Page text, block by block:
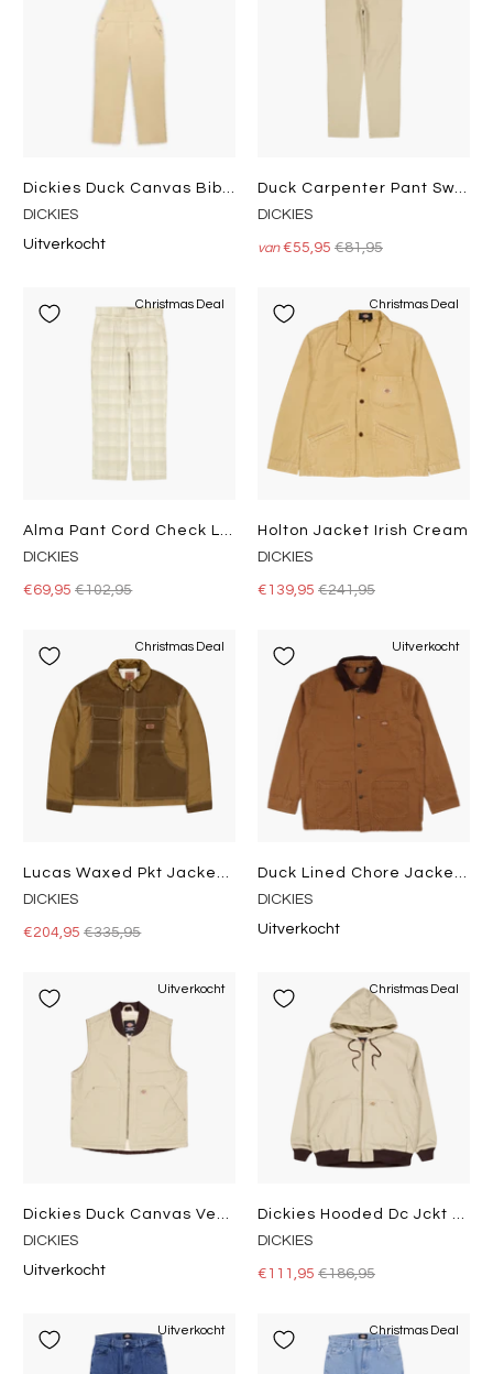
Dickies Duck Canvas Bib Sw Desert Sand
DICKIES
Uitverkocht
Duck Carpenter Pant Sw Desert Sand
DICKIES
van €55,95 €81,95
Christmas Deal
Alma Pant Cord Check Light
DICKIES
€69,95€102,95
Christmas Deal
Holton Jacket Irish Cream
DICKIES
€139,95 €241,95
Christmas Deal
DICKIES
€204,95€335,95
Uitverkocht
DICKIES
Uitverkocht
Uitverkocht
Dickies Duck Canvas Vest Sw Desert Sand
DICKIES
Uitverkocht
Christmas Deal
Dickies Hooded Dc Jckt Sw Desert Sand
DICKIES
€111,95 €186,95
Uitverkocht Christmas Deal